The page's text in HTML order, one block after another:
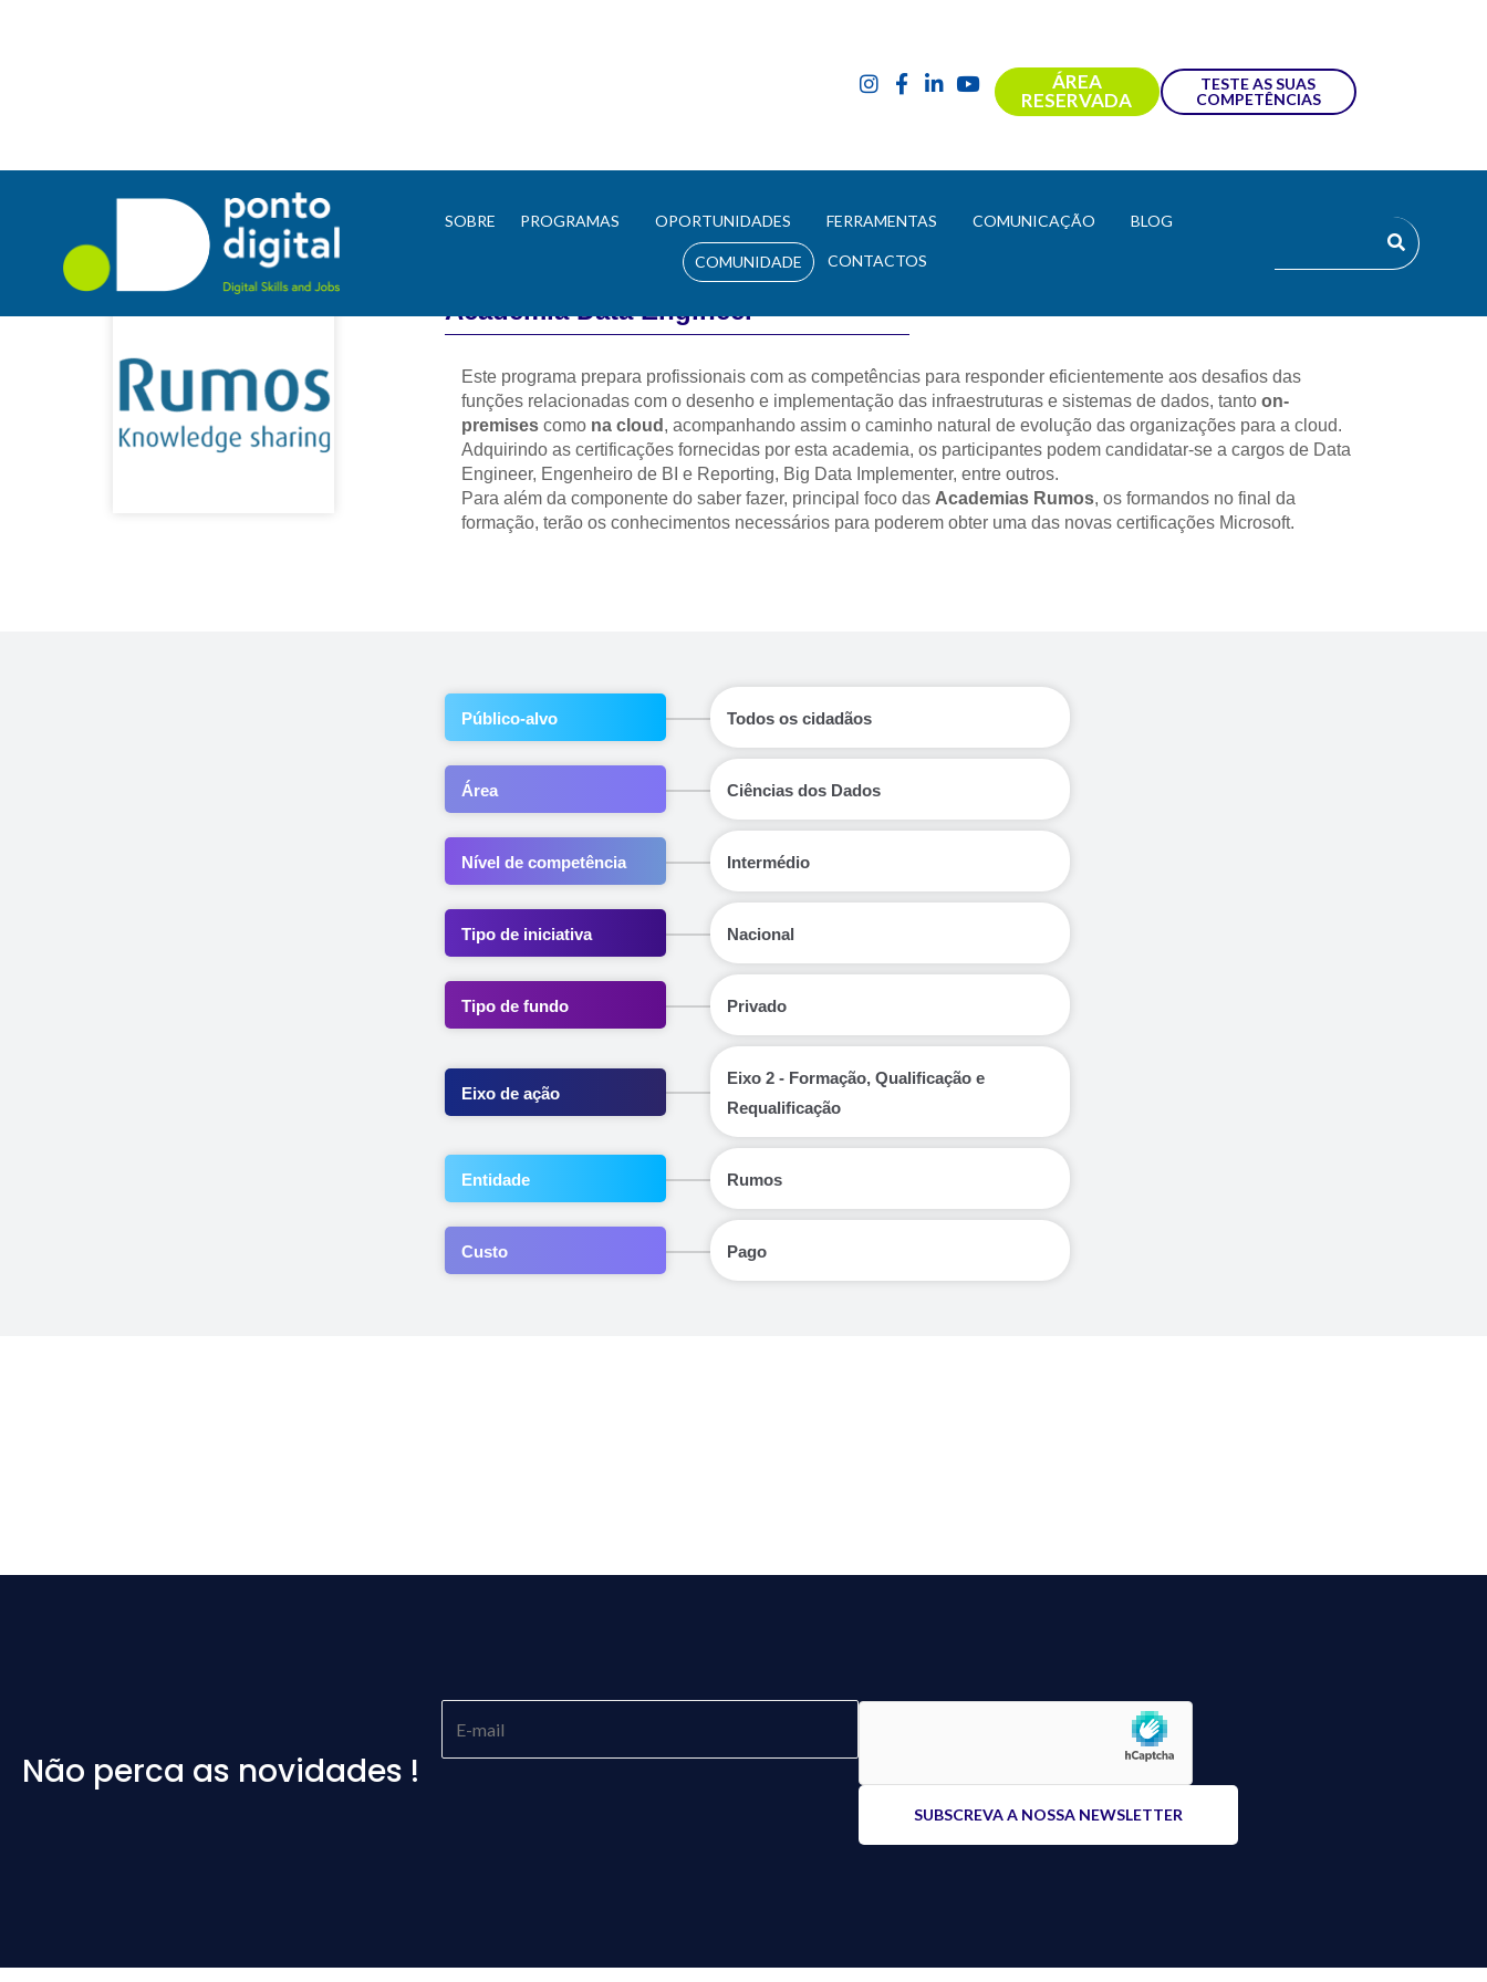
ÁREA
RESERVADA
TESTE AS SUAS
COMPETÊNCIAS
SOBRE PROGRAMAS OPORTUNIDADES FERRAMENTAS COMUNICAÇÃO BLOG
COMUNIDADE CONTACTOS
Academia Data Engineer
Este programa prepara profissionais com as competências para responder eficientemente aos desafios das
funções relacionadas com o desenho e implementação das infraestruturas e sistemas de dados, tanto on-
premises como na cloud , acompanhando assim o caminho natural de evolução das organizações para a cloud.
Adquirindo as certificações fornecidas por esta academia, os participantes podem candidatar-se a cargos de Data
Engineer, Engenheiro de BI e Reporting, Big Data Implementer, entre outros.
Para além da componente do saber fazer, principal foco das Academias Rumos, os formandos no final da
formação, terão os conhecimentos necessários para poderem obter uma das novas certificações Microsoft.
Público-alvo Todos os cidadãos
Área Ciências dos Dados
Nível de competência Intermédio
Tipo de iniciativa Nacional
Tipo de fundo Privado
Eixo de ação
Eixo 2 - Formação, Qualificação e
Requalificação
Entidade Rumos
Custo Pago
Não perca as novidades !